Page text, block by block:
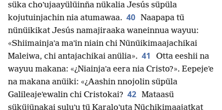
süka choʼujaayülüinña nükalia Jesús süpüla
kojutuinjachin nia atumawaa. 40 Naapapa tü
nünüikikat Jesús namajiraaka waneinnua wayuu:
«Shiimainjaʼa maʼin niain chi Nünüikimaajachikai
Maleiwa, chi antajachikai anülia». 41
Otta eeshii na
wayuu makana: «¿Niainjaʼa eera nia Cristo?». Eepejeʼe
na makana anüiki: «¿Aashin nnojolin süpüla
Galileajeʼewalin chi Cristokai? 42 Mataasü
süküjünakai suluʼu tü Karaloʼuta Nüchikimaajatkat